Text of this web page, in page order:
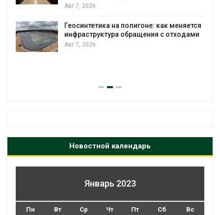
Авг 7, 2026
Геосинтетика на полигоне: как меняется
инфраструктура обращения с отходами
Авг 7, 2026
Новостной календарь
Январь 2023
Пн Вт Ср Чт Пт Сб Вс